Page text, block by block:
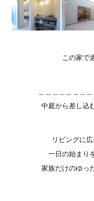
この家で
中庭から差し込
リビングに
一日の始まり
家族だけのゆっ